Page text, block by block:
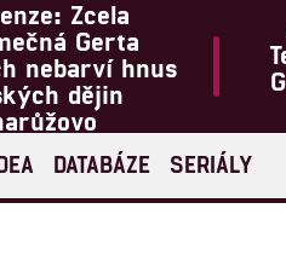
Zcela
Gerta
nebarví hnus
dějin
DATABÁZE SERIÁLY